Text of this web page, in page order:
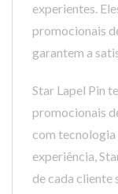
experientes.
promocionais
garantem a
Star Lapel Pin
promocionais
com tecnologia
experiência,
de cada cliente